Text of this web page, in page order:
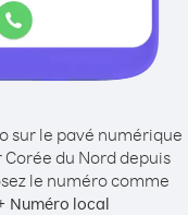
sur le pavé numérique
du Nord depuis
le numéro comme
Numéro local